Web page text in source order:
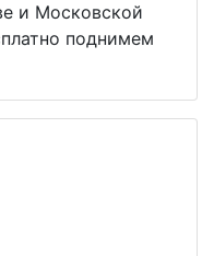
и Московской
поднимем